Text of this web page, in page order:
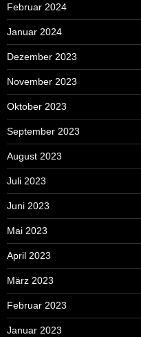
Februar 2024
Januar 2024
Dezember 2023
November 2023
Oktober 2023
September 2023
August 2023
Juli 2023
Juni 2023
Mai 2023
April 2023
März 2023
Februar 2023
Januar 2023